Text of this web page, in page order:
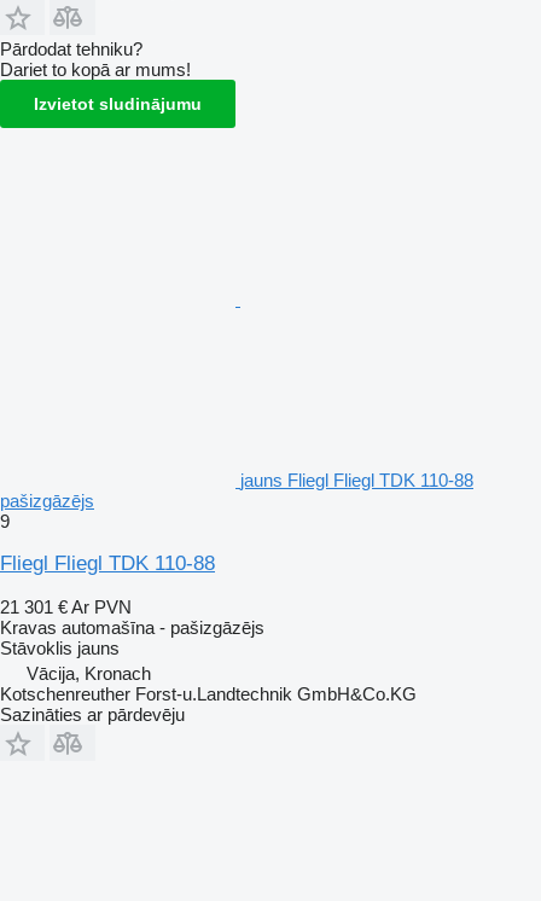
Pārdodat tehniku?
Dariet to kopā ar mums!
Izvietot sludinājumu
jauns Fliegl Fliegl TDK 110-88
pašizgāzējs
9
Fliegl Fliegl TDK 110-88
21 301 €Ar PVN
Kravas automašīna - pašizgāzējs
Stāvoklis jauns
Vācija, Kronach
Kotschenreuther Forst-u.Landtechnik GmbH&Co.KG
Sazināties ar pārdevēju